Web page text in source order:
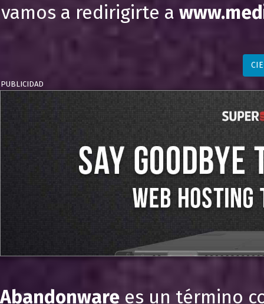
vamos a redirigirte a
Abandonware es un término